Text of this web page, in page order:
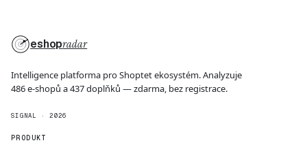
eshopradar
Intelligence platforma pro Shoptet ekosystém. Analyzuje
486 e-shopů a 437 doplňků — zdarma, bez registrace.
SIGNAL · 2026
PRODUKT